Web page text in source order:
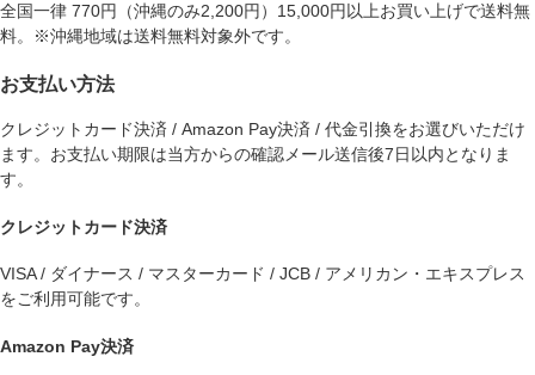
全国一律 770円（沖縄のみ2,200円）15,000円以上お買い上げで送料無
料。※沖縄地域は送料無料対象外です。
お支払い方法
クレジットカード決済 / Amazon Pay決済 / 代金引換をお選びいただけ
ます。お支払い期限は当方からの確認メール送信後7日以内となりま
す。
クレジットカード決済
VISA / ダイナース / マスターカード / JCB / アメリカン・エキスプレス
をご利用可能です。
Amazon Pay決済